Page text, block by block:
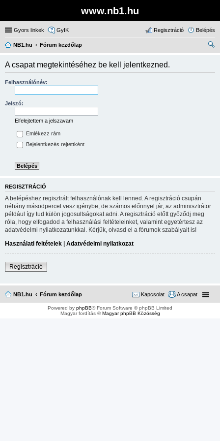
www.nb1.hu
Gyors linkek GyIK Belépés
Regisztráció
NB1.hu
Fórum kezdőlap
A csapat megtekintéséhez be kell jelentkezned.
Felhasználónév:
Jelszó:
Elfelejtettem a jelszavam
Emlékezz rám
Bejelentkezés rejtettként
REGISZTRÁCIÓ
A belépéshez regisztrált felhasználónak kell lenned. A regisztráció csupán
néhány másodpercet vesz igénybe, de számos előnnyel jár, az adminisztrátor
például így tud külön jogosultságokat adni. A regisztráció előtt győződj meg
róla, hogy elfogadod a felhasználási feltételeinket, valamint egyetértesz az
adatvédelmi nyilatkozatunkkal. Kérjük, olvasd el a fórumok szabályait is!
Használati feltételek | Adatvédelmi nyilatkozat
Regisztráció
NB1.hu Fórum kezdőlap A csapat
Kapcsolat
Powered by phpBB® Forum Software © phpBB Limited
Magyar fordítás ©Magyar phpBB Közösség